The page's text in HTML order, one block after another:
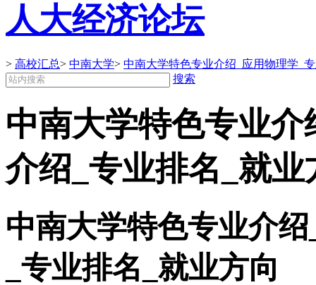
人大经济论坛
> 高校汇总> 中南大学> 中南大学特色专业介绍_应用物理学_
搜索
中南大学特色专业
介绍_专业排名_就业
中南大学特色专业介
_专业排名_就业方向